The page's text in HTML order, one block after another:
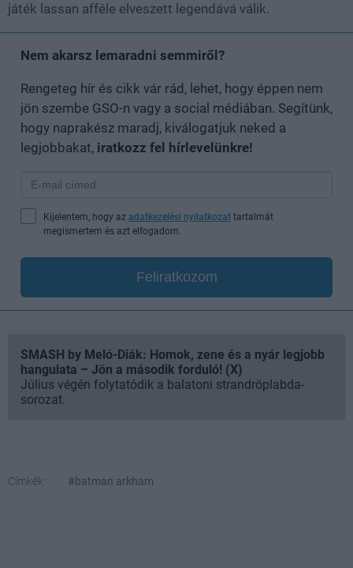
játék lassan afféle elveszett legendává válik.
Nem akarsz lemaradni semmiről?
Rengeteg hír és cikk vár rád, lehet, hogy éppen nem
jön szembe GSO-n vagy a social médiában. Segítünk,
hogy naprakész maradj, kiválogatjuk neked a
legjobbakat, iratkozz fel hírlevelünkre!
Kijelentem, hogy az adatkezelési nyilatkozat tartalmát
megismertem és azt elfogadom.
Feliratkozom
SMASH by Meló-Diák: Homok, zene és a nyár legjobb
hangulata – Jön a második forduló! (X)
Július végén folytatódik a balatoni strandröplabda-
sorozat.
Címkék: #batman arkham